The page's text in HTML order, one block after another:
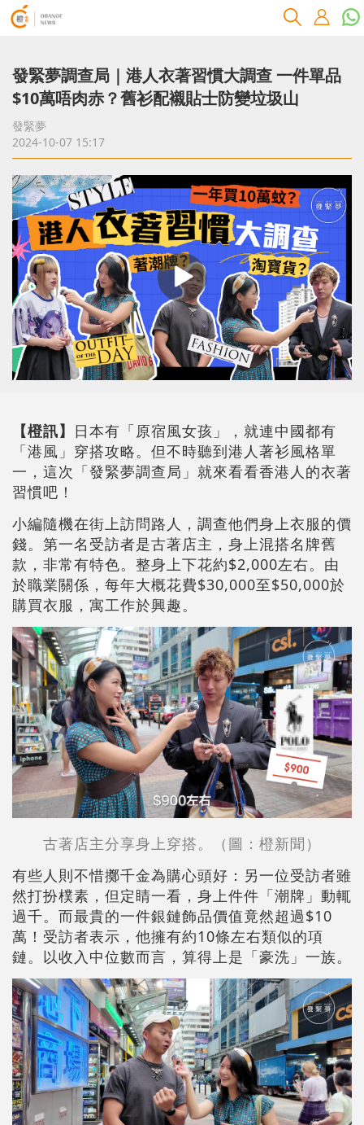
發緊夢調查局｜港人衣著習慣大調查 一件單品
$10萬唔肉赤？舊衫配襯貼士防變垃圾山
發緊夢
2024-10-07 15:17
【橙訊】 日本有「原宿風女孩」，就連中國都有
「港風」穿搭攻略。但不時聽到港人著衫風格單
一，這次「發緊夢調查局」就來看看香港人的衣著
習慣吧！
小編隨機在街上訪問路人，調查他們身上衣服的價
錢。第一名受訪者是古著店主，身上混搭名牌舊
款，非常有特色。整身上下花約$2,000左右。由
於職業關係，每年大概花費$30,000至$50,000於
購買衣服，寓工作於興趣。
古著店主分享身上穿搭。（圖：橙新聞）
有些人則不惜擲千金為購心頭好：另一位受訪者雖
然打扮樸素，但定睛一看，身上件件「潮牌」動輒
過千。而最貴的一件銀鏈飾品價值竟然超過$10
萬！受訪者表示，他擁有約10條左右類似的項
鏈。以收入中位數而言，算得上是「豪洗」一族。